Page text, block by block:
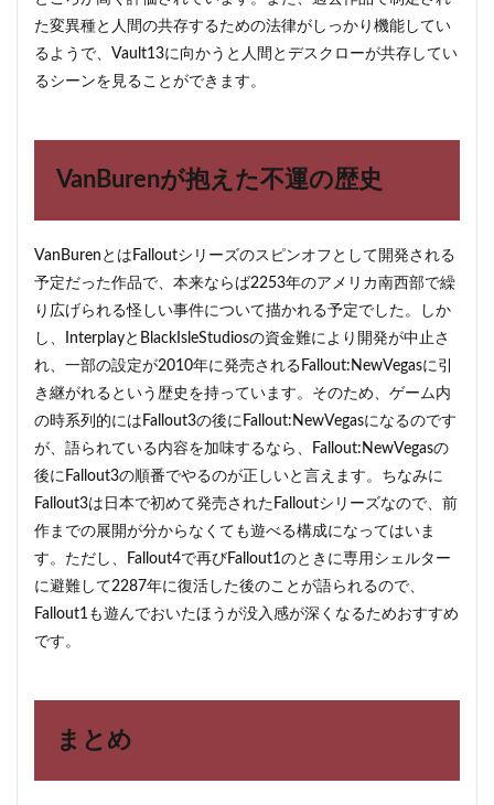
た変異種と人間の共存するための法律がしっかり機能してい
るようで、Vault13に向かうと人間とデスクローが共存してい
るシーンを見ることができます。
VanBurenが抱えた不運の歴史
VanBurenとはFalloutシリーズのスピンオフとして開発される
予定だった作品で、本来ならば2253年のアメリカ南西部で繰
り広げられる怪しい事件について描かれる予定でした。しか
し、InterplayとBlackIsleStudiosの資金難により開発が中止さ
れ、一部の設定が2010年に発売されるFallout:NewVegasに引
き継がれるという歴史を持っています。そのため、ゲーム内
の時系列的にはFallout3の後にFallout:NewVegasになるのです
が、語られている内容を加味するなら、Fallout:NewVegasの
後にFallout3の順番でやるのが正しいと言えます。ちなみに
Fallout3は日本で初めて発売されたFalloutシリーズなので、前
作までの展開が分からなくても遊べる構成になってはいま
す。ただし、Fallout4で再びFallout1のときに専用シェルター
に避難して2287年に復活した後のことが語られるので、
Fallout1も遊んでおいたほうが没入感が深くなるためおすすめ
です。
まとめ